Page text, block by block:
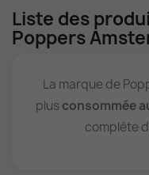
Liste des
Poppers
La marque de
plusconsommée
complète